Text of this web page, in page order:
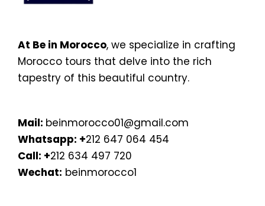
At Be in Morocco, we specialize in crafting
Morocco tours that delve into the rich
tapestry of this beautiful country.
Mail: beinmorocco01@gmail.com
Whatsapp: +212 647 064 454
Call: +212 634 497 720
Wechat: beinmorocco1